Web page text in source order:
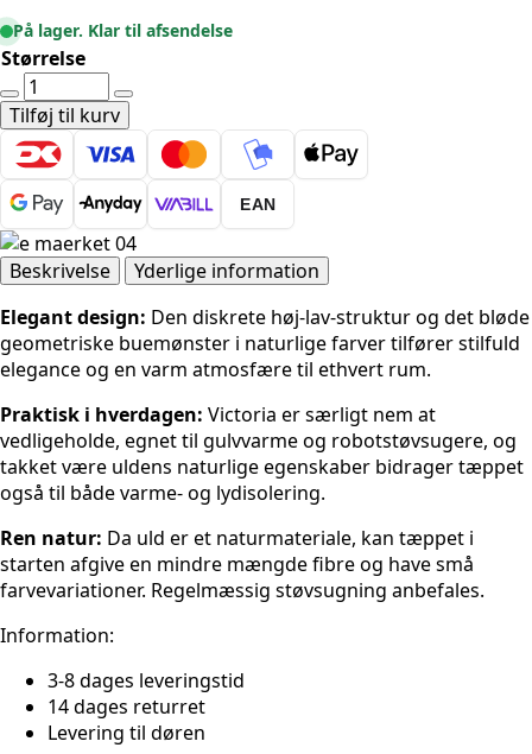
På lager. Klar til afsendelse
Størrelse
Ted
Baker
Kensington
Uldtæppe
Victoria
Beige
antal
Tilføj til kurv
EAN
Beskrivelse
Yderlige information
Elegant design: Den diskrete høj-lav-struktur og det bløde
geometriske buemønster i naturlige farver tilfører stilfuld
elegance og en varm atmosfære til ethvert rum.
Praktisk i hverdagen: Victoria er særligt nem at
vedligeholde, egnet til gulvvarme og robotstøvsugere, og
takket være uldens naturlige egenskaber bidrager tæppet
også til både varme- og lydisolering.
Ren natur: Da uld er et naturmateriale, kan tæppet i
starten afgive en mindre mængde fibre og have små
farvevariationer. Regelmæssig støvsugning anbefales.
Information:
3-8 dages leveringstid
14 dages returret
Levering til døren